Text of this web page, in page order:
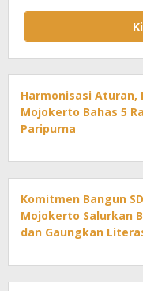
Harmonisasi Aturan,
Mojokerto Bahas 5
Paripurna
Komitmen Bangun
Mojokerto Salurkan
dan Gaungkan